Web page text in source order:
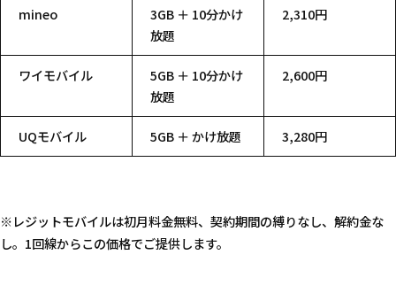
mineo
3GB ＋ 10分かけ
放題
2,310円
ワイモバイル
5GB ＋ 10分かけ
放題
2,600円
UQモバイル 5GB ＋ かけ放題 3,280円
※レジットモバイルは初月料金無料、契約期間の縛りなし、解約金な
し。1回線からこの価格でご提供します。